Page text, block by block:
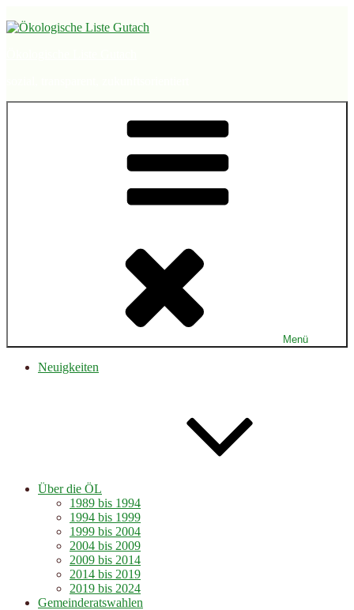
Inhalt
Menü
Neuigkeiten
Über die ÖL
1989 bis 1994
1994 bis 1999
1999 bis 2004
2004 bis 2009
2009 bis 2014
2014 bis 2019
2019 bis 2024
Gemeinderatswahlen